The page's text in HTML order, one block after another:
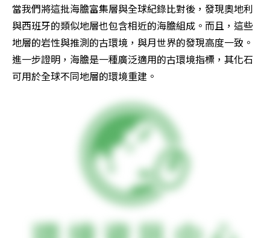
當我們將這批海膽富集層與全球紀錄比對後，發現奧地利
與西班牙的類似地層也包含相近的海膽組成。而且，這些
地層的岩性與推測的古環境，與月世界的發現高度一致。
進一步證明，海膽是一種廣泛適用的古環境指標，其化石
可用於全球不同地層的環境重建。